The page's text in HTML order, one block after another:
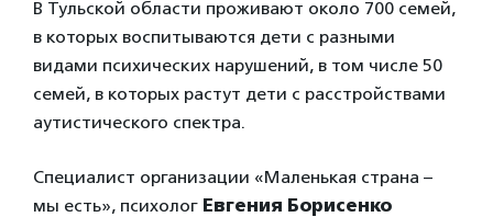
В Тульской области проживают около 700 семей,
в которых воспитываются дети с разными
видами психических нарушений, в том числе 50
семей, в которых растут дети с расстройствами
аутистического спектра.
Специалист организации «Маленькая страна –
мы есть», психолог Евгения Борисенко